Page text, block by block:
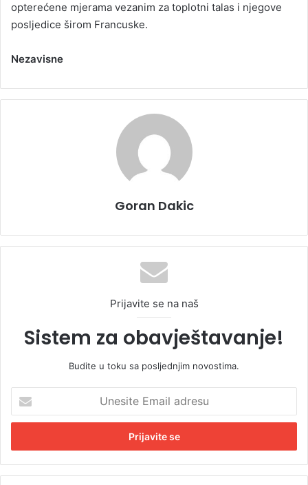
opterećene mjerama vezanim za toplotni talas i njegove
posljedice širom Francuske.
Nezavisne
Goran Dakic
Prijavite se na naš
Sistem za obavještavanje!
Budite u toku sa posljednjim novostima.
e
i
t